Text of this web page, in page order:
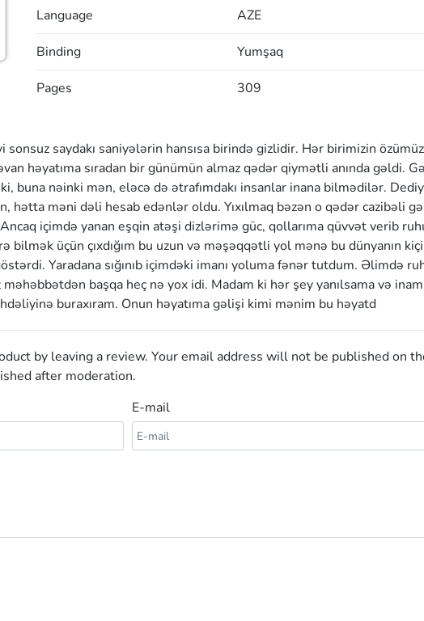
Language AZE
Binding Yumşaq
Pages 309
saydakı saniyələrin hansısa birində gizlidir. Hər birimizin
həyatıma sıradan bir günümün almaz qədər qiymətli anında gəldi.
buna nəinki mən, eləcə də ətrafımdakı insanlar inana bilmədilər.
hətta məni dəli hesab edənlər oldu. Yıxılmaq bəzən o qədər cazibəli
içimdə yanan eşqin atəşi dizlərimə güc, qollarıma qüvvət verib
bilmək üçün çıxdığım bu uzun və məşəqqətli yol mənə bu dünyanın
Yaradana sığınıb içimdəki imanı yoluma fənər tutdum. Əlimdə
başqa heç nə yox idi. Madam ki hər şey yanılsama və inam
buraxıram. Onun həyatıma gəlişi kimi mənim bu həyatd
by leaving a review. Your email address will not be published on
after moderation.
E-mail